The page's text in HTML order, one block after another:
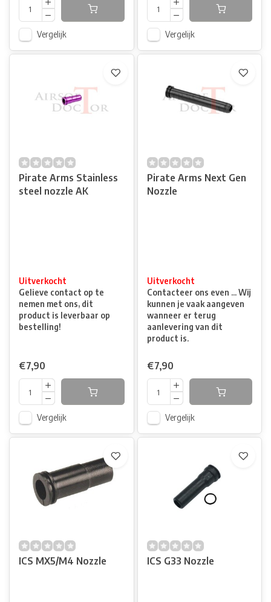
Vergelijk Vergelijk
Pirate Arms Stainless
steel nozzle AK
Uitverkocht
Gelieve contact op te
nemen met ons, dit
product is leverbaar op
bestelling!
€7,90
Vergelijk
Pirate Arms Next Gen
Nozzle
Uitverkocht
Contacteer ons even ... Wij
kunnen je vaak aangeven
wanneer er terug
aanlevering van dit
product is.
€7,90
Vergelijk
ICS MX5/M4 Nozzle ICS G33 Nozzle